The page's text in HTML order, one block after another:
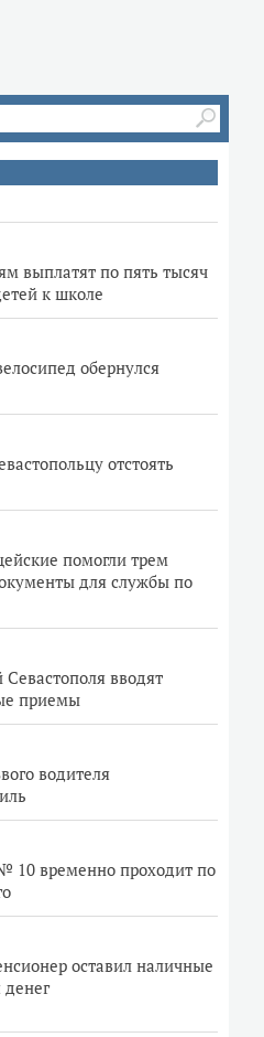
выплатят по пять тысяч
к школе
обернулся
отстоять
помогли трем
для службы по
вводят
приемы
водителя
10 временно проходит по
оставил наличные